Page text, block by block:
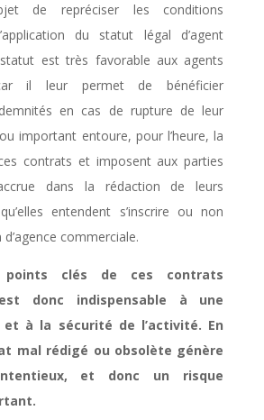
de repréciser les conditions
du statut légal d’agent
est très favorable aux agents
il leur permet de bénéficier
en cas de rupture de leur
important entoure, pour l’heure, la
contrats et imposent aux parties
dans la rédaction de leurs
entendent s’inscrire ou non
commerciale.
points clés de ces contrats
donc indispensable à une
à la sécurité de l’activité. En
mal rédigé ou obsolète génère
et donc un risque